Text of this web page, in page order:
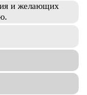
и желающих